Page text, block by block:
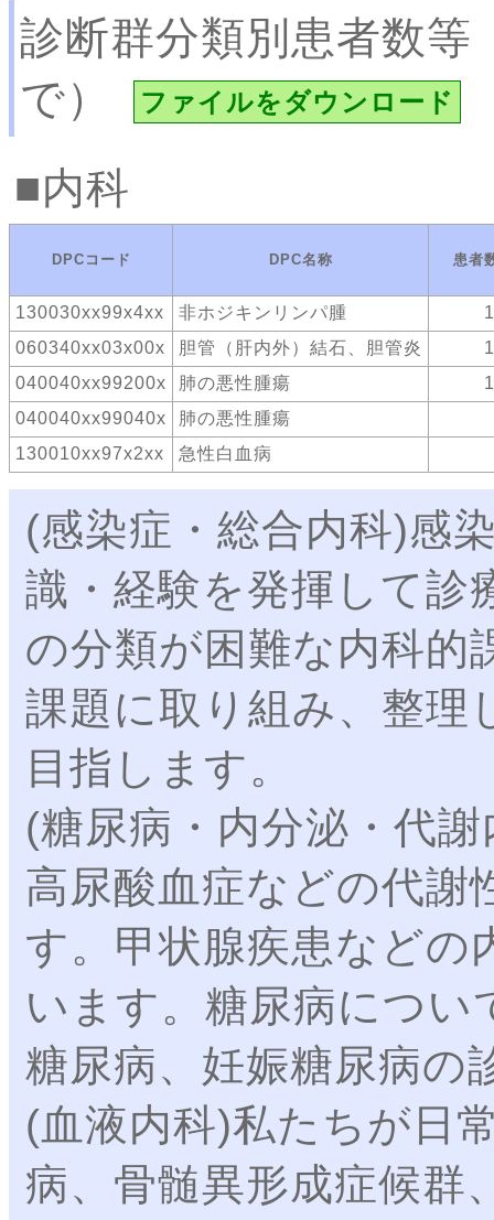
診断群分類別患者数等
で）
ファイルをダウンロード
内科
DPCコード DPC名称 患者
130030xx99x4xx 非ホジキンリンパ腫
060340xx03x00x
胆管（肝内外）結石、胆管炎
040040xx99200x
肺の悪性腫瘍
040040xx99040x
肺の悪性腫瘍
130010xx97x2xx
急性白血病
(感染症・総合内科)感
識・経験を発揮して診
の分類が困難な内科的
課題に取り組み、整理
目指します。
(糖尿病・内分泌・代
高尿酸血症などの代謝
す。甲状腺疾患などの
います。糖尿病につい
糖尿病、妊娠糖尿病の
(血液内科)私たちが日
病、骨髄異形成症候群